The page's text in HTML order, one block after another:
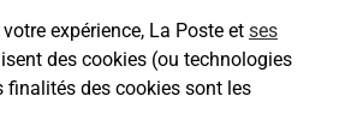
expérience, La Poste et ses
des cookies (ou technologies
finalités des cookies sont les